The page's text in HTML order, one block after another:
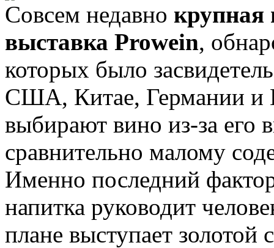
Совсем недавно крупная
выставка Prowein,
которых было
США, Китае, Германии и
выбирают вино из-за его
сравнительно малому
Именно последний
напитка руководит
плане выступает золотой